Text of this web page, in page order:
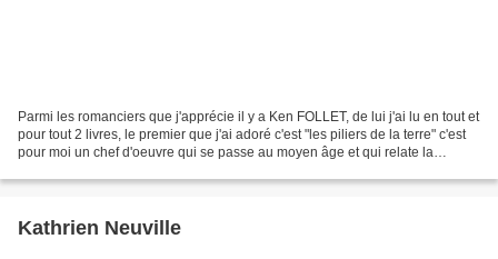
Parmi les romanciers que j'apprécie il y a Ken FOLLET, de lui j'ai lu en tout et
pour tout 2 livres, le premier que j'ai adoré c'est "les piliers de la terre" c'est
pour moi un chef d'oeuvre qui se passe au moyen âge et qui relate la
Kathrien Neuville